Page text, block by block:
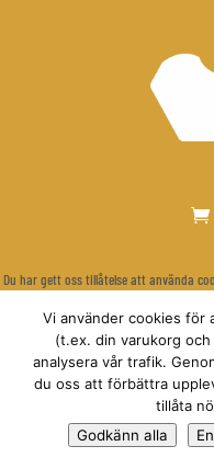
Du har gett oss tillåtelse att använda
©
Vi använder cookies
(t.ex. din varukorg
analysera vår trafik.
du oss att förbättra
tillåta
Godkänn alla